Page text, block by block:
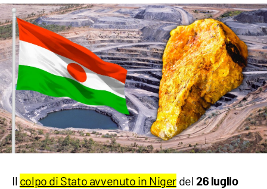
Il colpo di Stato avvenuto in Niger del26 luglio